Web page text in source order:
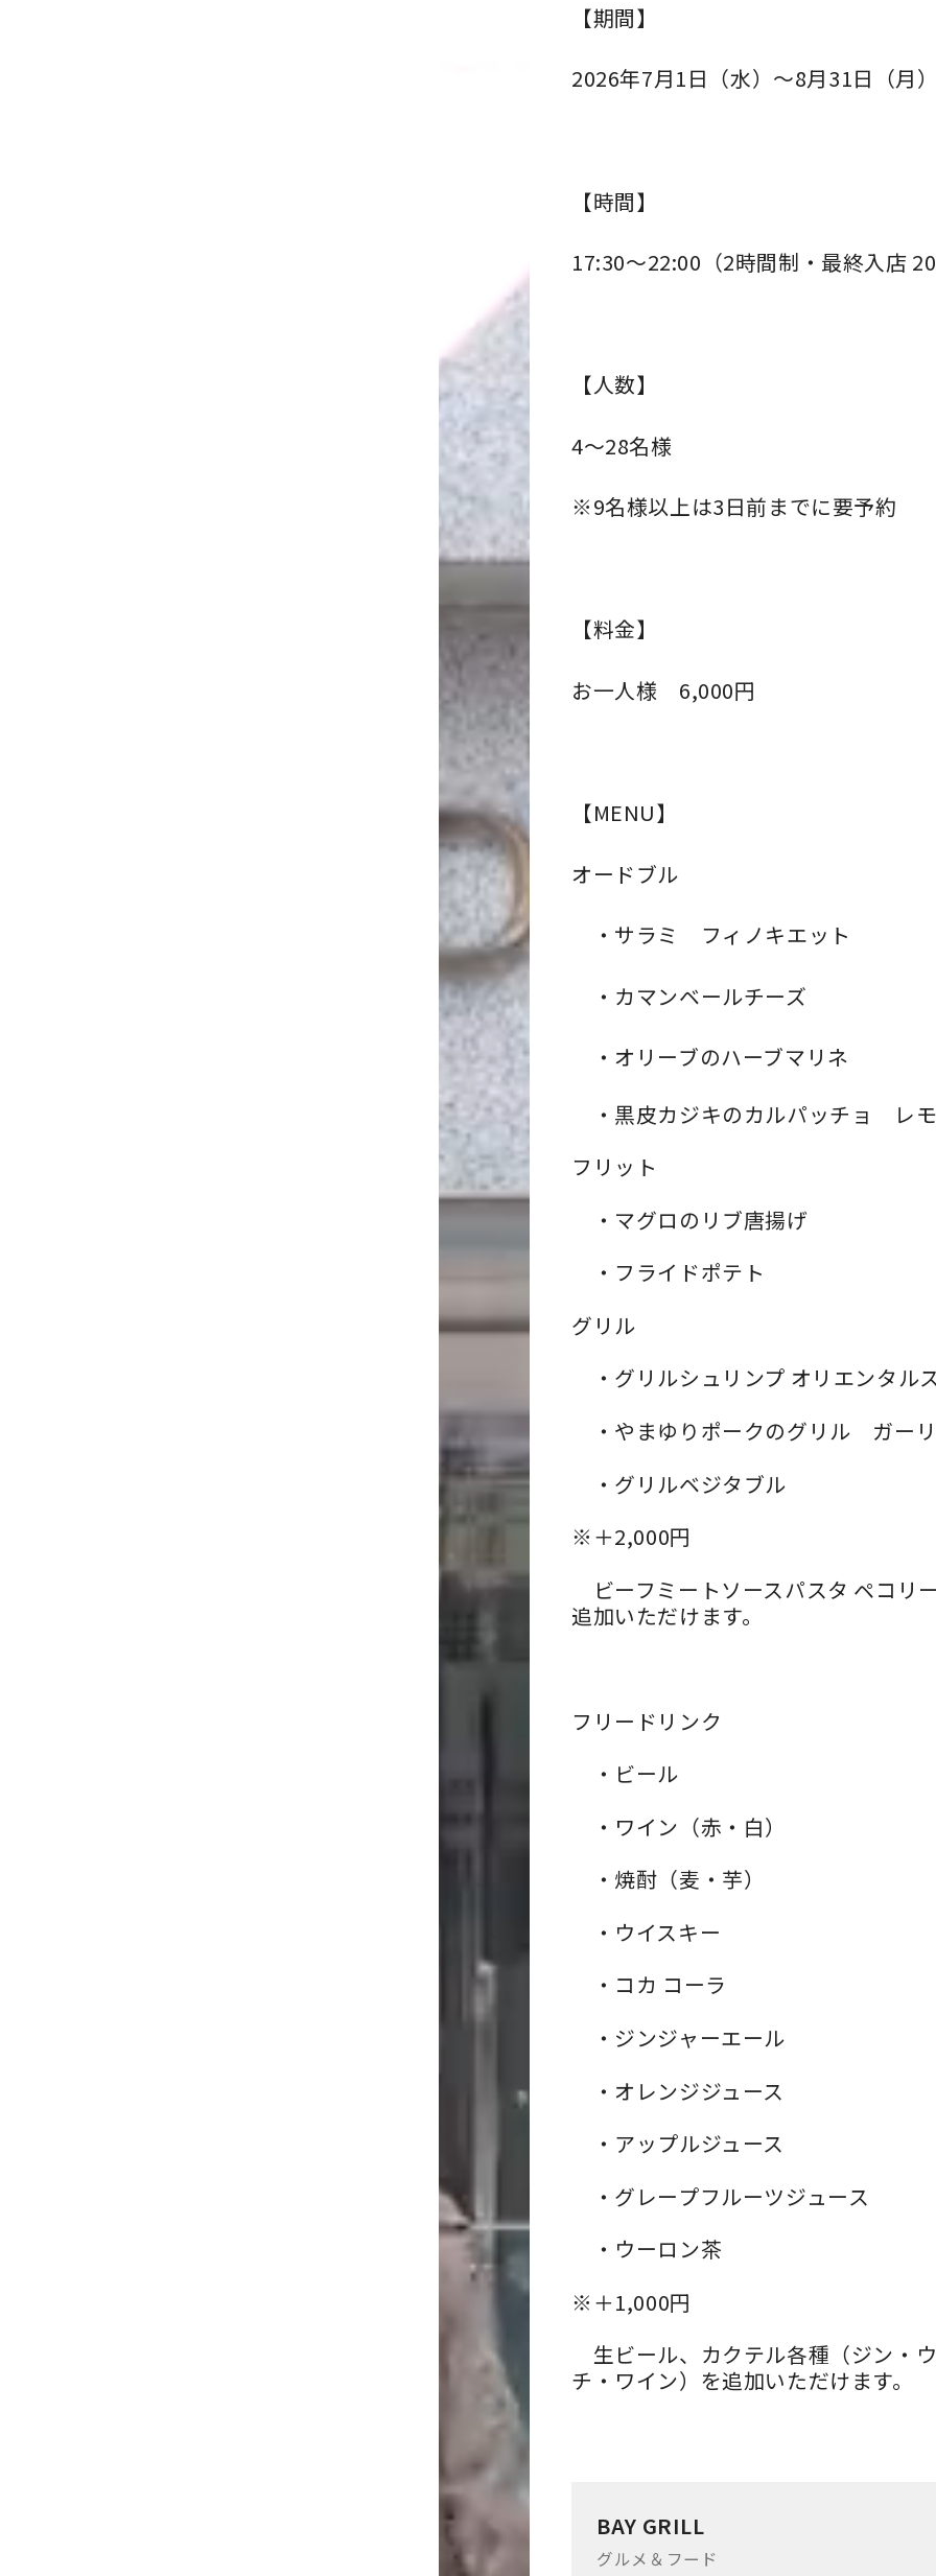
【期間】
2026年7月1日（水）～8月31日（月
【時間】
17:30～22:00（2時間制・最終入店
【人数】
4～28名様
※9名様以上は3日前までに要予約
【料金】
お一人様 6,000円
【MENU】
オードブル
・ サラミ フィノキエット
・ カマンベールチーズ
・ オリーブのハーブマリネ
・黒皮カジキのカルパッチョ レ
フリット
・ マグロのリブ唐揚げ
・ フライドポテト
グリル
・ グリルシュリンプ オリエンタル
・ やまゆりポークのグリル ガー
・ グリルベジタブル
※＋2,000円
ビーフミートソースパスタ ペコリ
追加いただけます。
フリードリンク
・ ビール
・ ワイン（赤・白）
・ 焼酎（麦・芋）
・ ウイスキー
・ コカ コーラ
・ ジンジャーエール
・ オレンジジュース
・ アップルジュース
・ グレープフルーツジュース
・ ウーロン茶
※＋1,000円
生ビール、カクテル各種（ジン・
チ・ワイン）を追加いただけます。
BAY GRILL
グルメ＆フード